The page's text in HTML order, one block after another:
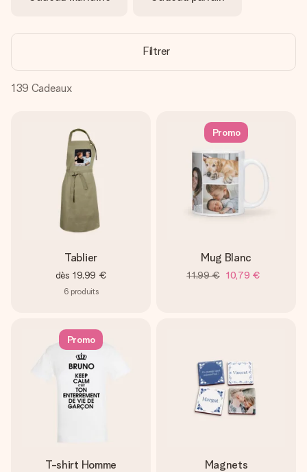
Créez quelque chose d’unique en quelques étapes – avec
Filtrer
139 Cadeaux
Tablier
dès 19,99 €
6 produits
Promo
Mug Blanc
11,99 € 10,79 €
Promo
T-shirt Homme Magnets